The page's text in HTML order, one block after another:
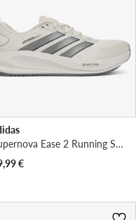
Supernova Ease 2 Running Shoes KJ1829 · Маратонки за бягане
€